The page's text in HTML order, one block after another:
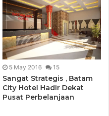
5 May 2016 15
Sangat Strategis , Batam
City Hotel Hadir Dekat
Pusat Perbelanjaan